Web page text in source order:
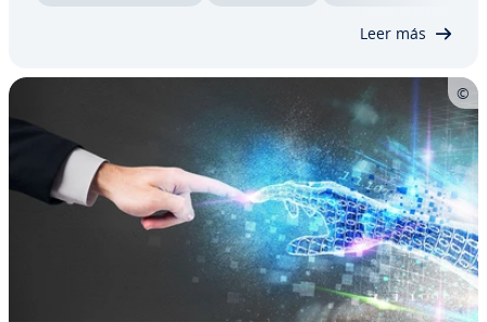
Leer más